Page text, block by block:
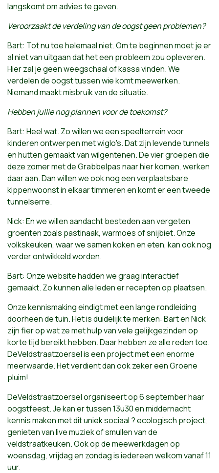
langskomt om advies te geven.
Veroorzaakt de verdeling van de oogst geen problemen?
Bart: Tot nu toe helemaal niet. Om te beginnen moet je er
al niet van uitgaan dat het een probleem zou opleveren.
Hier zal je geen weegschaal of kassa vinden. We
verdelen de oogst tussen wie komt meewerken.
Niemand maakt misbruik van de situatie.
Hebben jullie nog plannen voor de toekomst?
Bart: Heel wat. Zo willen we een speelterrein voor
kinderen ontwerpen met wiglo's. Dat zijn levende tunnels
en hutten gemaakt van wilgentenen. De vier groepen die
deze zomer met de Grabbelpas naar hier komen, werken
daar aan. Dan willen we ook nog een verplaatsbare
kippenwoonst in elkaar timmeren en komt er een tweede
tunnelserre.
Nick: En we willen aandacht besteden aan vergeten
groenten zoals pastinaak, warmoes of snijbiet. Onze
volkskeuken, waar we samen koken en eten, kan ook nog
verder ontwikkeld worden.
Bart: Onze website hadden we graag interactief
gemaakt. Zo kunnen alle leden er recepten op plaatsen.
Onze kennismaking eindigt met een lange rondleiding
doorheen de tuin. Het is duidelijk te merken: Bart en Nick
zijn fier op wat ze met hulp van vele gelijkgezinden op
korte tijd bereikt hebben. Daar hebben ze alle reden toe.
DeVeldstraatzoersel is een project met een enorme
meerwaarde. Het verdient dan ook zeker een Groene
pluim!
DeVeldstraatzoersel organiseert op 6 september haar
oogstfeest. Je kan er tussen 13u30 en middernacht
kennis maken met dit uniek sociaal ? ecologisch project,
genieten van live muziek of smullen van de
veldstraatkeuken. Ook op de meewerkdagen op
woensdag, vrijdag en zondag is iedereen welkom vanaf 11
uur.